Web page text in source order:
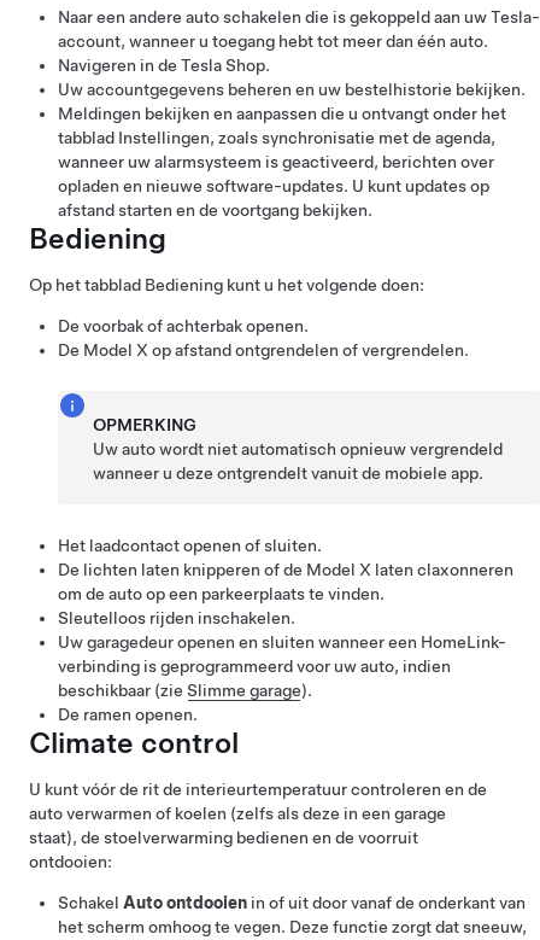
Naar een andere auto schakelen die is gekoppeld aan uw Tesla-
account, wanneer u toegang hebt tot meer dan één auto.
Navigeren in de Tesla Shop.
Uw accountgegevens beheren en uw bestelhistorie bekijken.
Meldingen bekijken en aanpassen die u ontvangt onder het
tabblad Instellingen, zoals synchronisatie met de agenda,
wanneer uw alarmsysteem is geactiveerd, berichten over
opladen en nieuwe software-updates. U kunt updates op
afstand starten en de voortgang bekijken.
Bediening
Op het tabblad Bediening kunt u het volgende doen:
De voorbak of achterbak openen.
De Model X op afstand ontgrendelen of vergrendelen.
OPMERKING
Uw auto wordt niet automatisch opnieuw vergrendeld
wanneer u deze ontgrendelt vanuit de mobiele app.
Het laadcontact openen of sluiten.
De lichten laten knipperen of de Model X laten claxonneren
om de auto op een parkeerplaats te vinden.
Sleutelloos rijden inschakelen.
Uw garagedeur openen en sluiten wanneer een HomeLink-
verbinding is geprogrammeerd voor uw auto, indien
beschikbaar (zie Slimme garage).
De ramen openen.
Climate control
U kunt vóór de rit de interieurtemperatuur controleren en de
auto verwarmen of koelen (zelfs als deze in een garage
staat), de stoelverwarming bedienen en de voorruit
ontdooien:
Schakel Auto ontdooien in of uit door vanaf de onderkant van
het scherm omhoog te vegen. Deze functie zorgt dat sneeuw,